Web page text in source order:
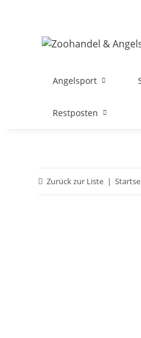
Angelsport
Restposten
Zurück zur Liste